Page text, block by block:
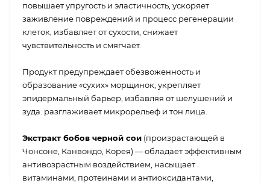
повышает упругость и эластичность, ускоряет
заживление повреждений и процесс регенерации
клеток, избавляет от сухости, снижает
чувствительность и смягчает.
Продукт предупреждает обезвоженность и
образование «сухих» морщинок, укрепляет
эпидермальный барьер, избавляя от шелушений и
зуда. разглаживает микрорельеф и тон лица.
Экстракт бобов черной сои (произрастающей в
Чонсоне, Канвондо, Корея) — обладает эффективным
антивозрастным воздействием, насыщает
витаминами, протеинами и антиоксидантами,